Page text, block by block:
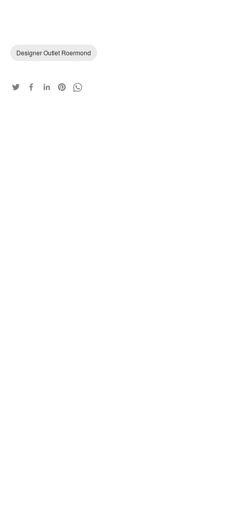
Designer Outlet Roermond